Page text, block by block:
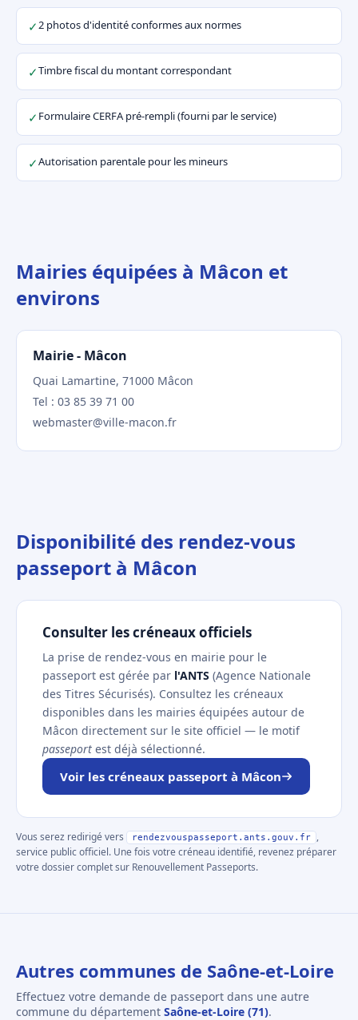
✓2 photos d'identité conformes aux normes
✓Timbre fiscal du montant correspondant
✓ Formulaire CERFA pré-rempli (fourni par le service)
✓Autorisation parentale pour les mineurs
Mairies équipées à Mâcon et
environs
Mairie - Mâcon
Quai Lamartine, 71000 Mâcon
Tel : 03 85 39 71 00
webmaster@ville-macon.fr
Disponibilité des rendez-vous
passeport à Mâcon
Consulter les créneaux officiels
La prise de rendez-vous en mairie pour le
passeport est gérée par l'ANTS (Agence Nationale
des Titres Sécurisés). Consultez les créneaux
disponibles dans les mairies équipées autour de
Mâcon directement sur le site officiel — le motif
passeport est déjà sélectionné.
Voir les créneaux passeport à Mâcon
Vous serez redirigé vers rendezvouspasseport.ants.gouv.fr
,
service public officiel. Une fois votre créneau identifié, revenez préparer
votre dossier complet sur Renouvellement Passeports.
Autres communes de Saône-et-Loire
Effectuez votre demande de passeport dans une autre
commune du département Saône-et-Loire (71).